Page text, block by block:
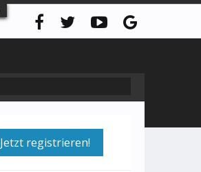
Jetzt registrieren!